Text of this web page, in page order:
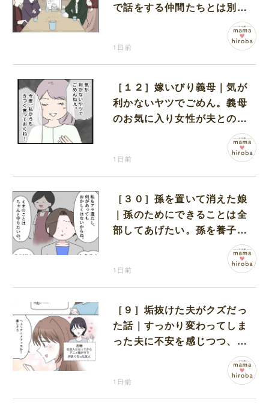
で話をする仲間たちとは別に
1日前
［１２］嫁いびり義母｜気が
利かないヤツでごめん。義母
のお気に入り女性が夫との親
1日前
［３０］孫を置いて消えた娘
｜孫のためにできることは全
部してあげたい。孫を養子に
1日前
［９］垢抜けた夫がクズだっ
た話｜すっかり変わってしま
った夫に不安を感じつつ、友
人から誘われたアニメフェス
1日前